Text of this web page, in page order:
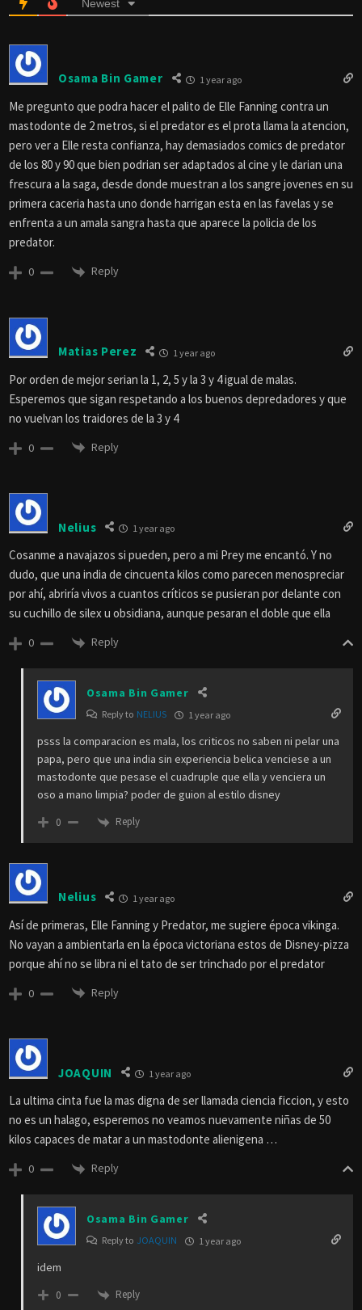
Newest
Osama Bin Gamer 1 year ago
Me pregunto que podra hacer el palito de Elle Fanning contra un
mastodonte de 2 metros, si el predator es el prota llama la atencion,
pero ver a Elle resta confianza, hay demasiados comics de predator
de los 80 y 90 que bien podrian ser adaptados al cine y le darian una
frescura a la saga, desde donde muestran a los sangre jovenes en su
primera caceria hasta uno donde harrigan esta en las favelas y se
enfrenta a un amala sangra hasta que aparece la policia de los
predator.
0 Reply
Matias Perez 1 year ago
Por orden de mejor serian la 1, 2, 5 y la 3 y 4 igual de malas.
Esperemos que sigan respetando a los buenos depredadores y que
no vuelvan los traidores de la 3 y 4
0 Reply
Nelius 1 year ago
Cosanme a navajazos si pueden, pero a mi Prey me encantó. Y no
dudo, que una india de cincuenta kilos como parecen menospreciar
por ahí, abriría vivos a cuantos críticos se pusieran por delante con
su cuchillo de silex u obsidiana, aunque pesaran el doble que ella
0 Reply
Osama Bin Gamer
Reply to NELIUS 1 year ago
psss la comparacion es mala, los criticos no saben ni pelar una
papa, pero que una india sin experiencia belica venciese a un
mastodonte que pesase el cuadruple que ella y venciera un
oso a mano limpia? poder de guion al estilo disney
0 Reply
Nelius 1 year ago
Así de primeras, Elle Fanning y Predator, me sugiere época vikinga.
No vayan a ambientarla en la época victoriana estos de Disney-pizza
porque ahí no se libra ni el tato de ser trinchado por el predator
0 Reply
JOAQUIN 1 year ago
La ultima cinta fue la mas digna de ser llamada ciencia ficcion, y esto
no es un halago, esperemos no veamos nuevamente niñas de 50
kilos capaces de matar a un mastodonte alienigena …
0 Reply
Osama Bin Gamer
Reply to JOAQUIN 1 year ago
idem
0 Reply